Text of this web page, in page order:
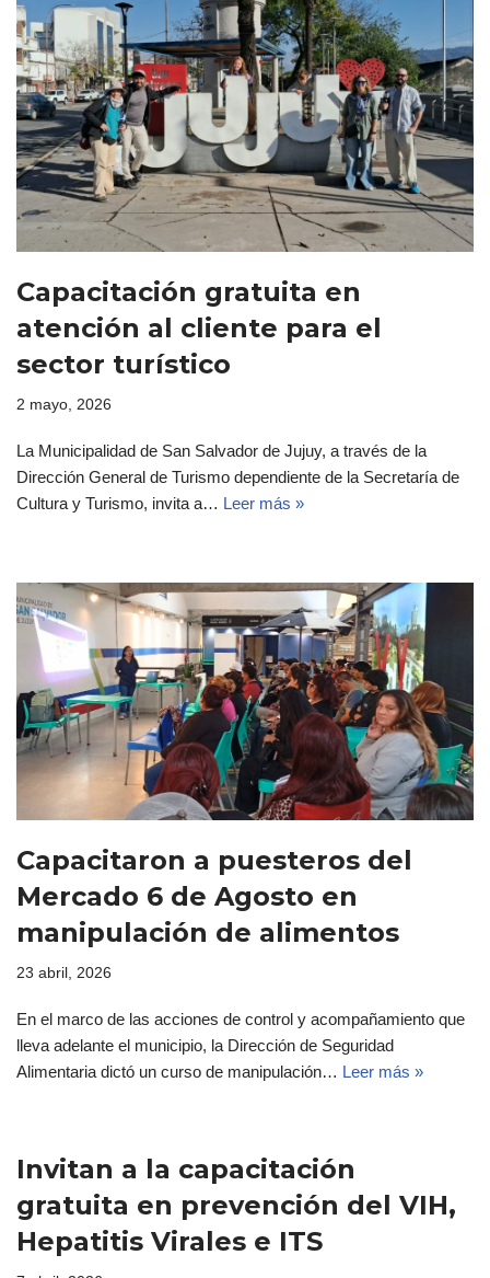
Capacitación gratuita en
atención al cliente para el
sector turístico
2 mayo, 2026
La Municipalidad de San Salvador de Jujuy, a través de la
Dirección General de Turismo dependiente de la Secretaría de
Cultura y Turismo, invita a… Leer más »
Capacitaron a puesteros del
Mercado 6 de Agosto en
manipulación de alimentos
23 abril, 2026
En el marco de las acciones de control y acompañamiento que
lleva adelante el municipio, la Dirección de Seguridad
Alimentaria dictó un curso de manipulación… Leer más »
Invitan a la capacitación
gratuita en prevención del VIH,
Hepatitis Virales e ITS